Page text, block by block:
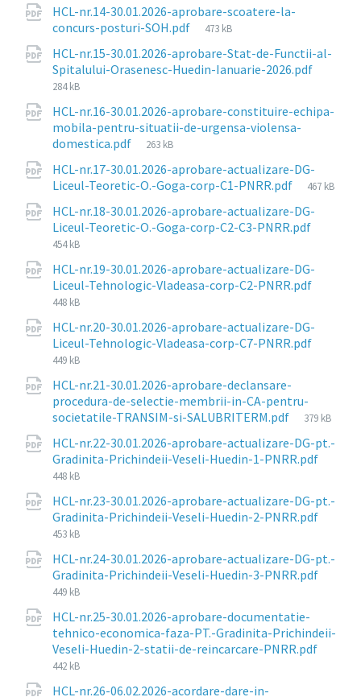
HCL-nr.14-30.01.2026-aprobare-scoatere-la-
concurs-posturi-SOH.pdf
File
473 kB
HCL-nr.15-30.01.2026-aprobare-Stat-de-Functii-al-
Spitalului-Orasenesc-Huedin-Ianuarie-2026.pdf
284 kB
HCL-nr.16-30.01.2026-aprobare-constituire-echipa-
mobila-pentru-situatii-de-urgensa-violensa-
domestica.pdf
File
263 kB
HCL-nr.17-30.01.2026-aprobare-actualizare-DG-
Liceul-Teoretic-O.-Goga-corp-C1-PNRR.pdf
File
467 kB
HCL-nr.18-30.01.2026-aprobare-actualizare-DG-
Liceul-Teoretic-O.-Goga-corp-C2-C3-PNRR.pdf
454 kB
HCL-nr.19-30.01.2026-aprobare-actualizare-DG-
Liceul-Tehnologic-Vladeasa-corp-C2-PNRR.pdf
448 kB
HCL-nr.20-30.01.2026-aprobare-actualizare-DG-
Liceul-Tehnologic-Vladeasa-corp-C7-PNRR.pdf
449 kB
HCL-nr.21-30.01.2026-aprobare-declansare-
procedura-de-selectie-membrii-in-CA-pentru-
societatile-TRANSIM-si-SALUBRITERM.pdf
File
379 kB
HCL-nr.22-30.01.2026-aprobare-actualizare-DG-pt.-
Gradinita-Prichindeii-Veseli-Huedin-1-PNRR.pdf
448 kB
HCL-nr.23-30.01.2026-aprobare-actualizare-DG-pt.-
Gradinita-Prichindeii-Veseli-Huedin-2-PNRR.pdf
453 kB
HCL-nr.24-30.01.2026-aprobare-actualizare-DG-pt.-
Gradinita-Prichindeii-Veseli-Huedin-3-PNRR.pdf
449 kB
HCL-nr.25-30.01.2026-aprobare-documentatie-
tehnico-economica-faza-PT.-Gradinita-Prichindeii-
Veseli-Huedin-2-statii-de-reincarcare-PNRR.pdf
442 kB
HCL-nr.26-06.02.2026-acordare-dare-in-